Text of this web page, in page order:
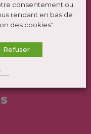
consentement ou
rendant en bas de
des cookies".
Refuser